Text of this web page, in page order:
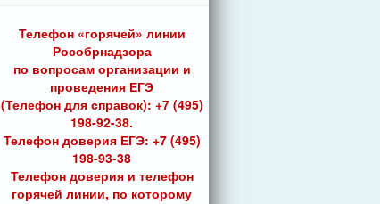
Телефон «горячей» линии
Рособрнадзора
по вопросам организации и
проведения ЕГЭ
(Телефон для справок): +7 (495)
198-92-38.
Телефон доверия ЕГЭ: +7 (495)
198-93-38
Телефон доверия и телефон
горячей линии, по которому